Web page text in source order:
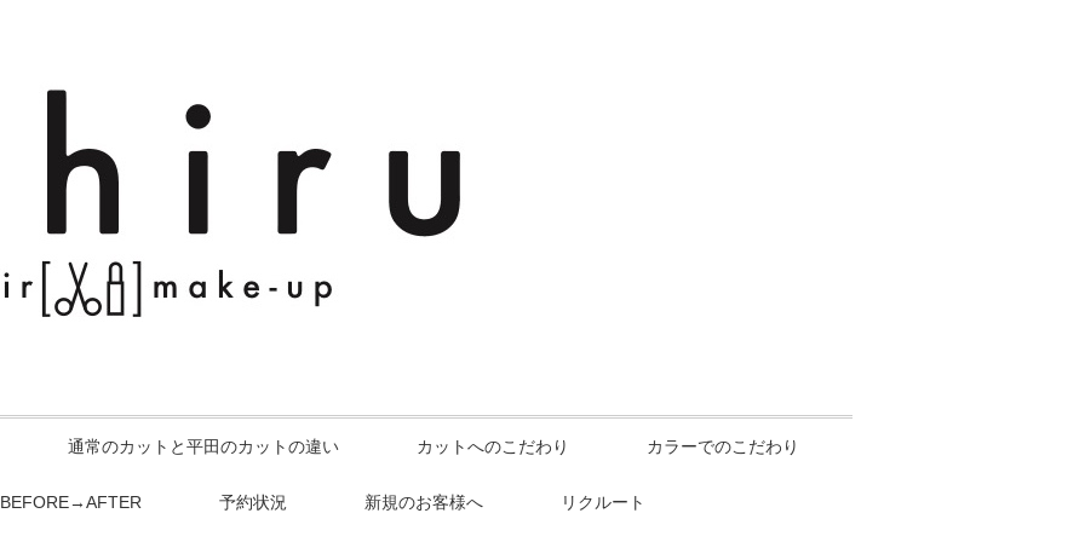
通常のカットと平田のカットの違い カットへのこだわり カラーでのこだわり
BEFORE→AFTER 予約状況 新規のお客様へ リクルート